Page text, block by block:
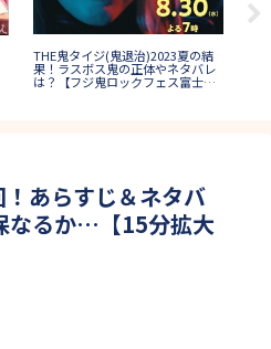
THE鬼タイジ(鬼退治)2023夏の結
果！ラスボス鬼の正体やネタバレ
は？【フジ鬼ロックフェス富士
あらすじ＆ネタバ
なるか…【15分拡大